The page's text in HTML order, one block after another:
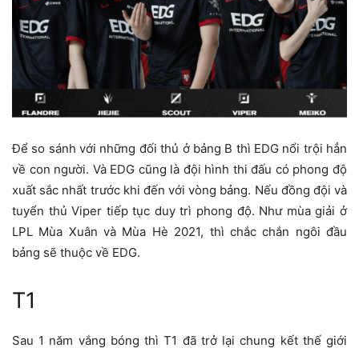
Để so sánh với những đối thủ ở bảng B thì EDG nổi trội hẳn
về con người. Và EDG cũng là đội hình thi đấu có phong độ
xuất sắc nhất trước khi đến với vòng bảng. Nếu đồng đội và
tuyển thủ Viper tiếp tục duy trì phong độ. Như mùa giải ở
LPL Mùa Xuân và Mùa Hè 2021, thì chắc chắn ngôi đầu
bảng sẽ thuộc về EDG.
T1
Sau 1 năm vắng bóng thì T1 đã trở lại chung kết thế giới